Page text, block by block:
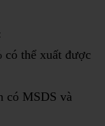
có thể xuất được
có MSDS và